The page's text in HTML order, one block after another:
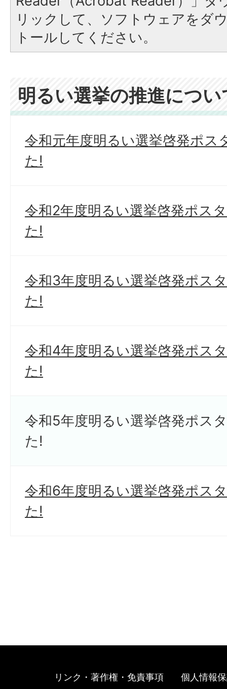
リックして、ソフトウェアをダ
トールしてください。
明るい選挙の推進につい
令和元年度明るい選挙啓発ポス
た!
令和2年度明るい選挙啓発ポス
た!
令和3年度明るい選挙啓発ポス
た!
令和4年度明るい選挙啓発ポス
た!
令和5年度明るい選挙啓発ポス
た!
令和6年度明るい選挙啓発ポス
た!
リンク・著作権・免責事項 個人情報